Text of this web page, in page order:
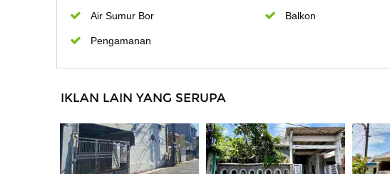
Air Sumur Bor Balkon
Pengamanan
IKLAN LAIN YANG SERUPA